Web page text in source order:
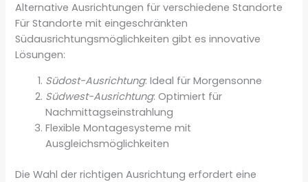
Alternative Ausrichtungen für verschiedene Standorte
Für Standorte mit eingeschränkten
Südausrichtungsmöglichkeiten gibt es innovative
Lösungen:
Südost-Ausrichtung: Ideal für Morgensonne
Südwest-Ausrichtung: Optimiert für
Nachmittagseinstrahlung
Flexible Montagesysteme mit
Ausgleichsmöglichkeiten
Die Wahl der richtigen Ausrichtung erfordert eine